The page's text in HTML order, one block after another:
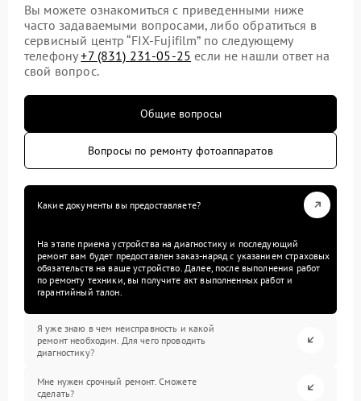
Вы можете ознакомиться с приведенными ниже
часто задаваемыми вопросами, либо обратиться в
сервисный центр “FIX-Fujifilm” по следующему
телефону+7 (831) 231-05-25 если не нашли ответ на
свой вопрос.
Общие вопросы
Вопросы по ремонту фотоаппаратов
Какие документы вы предоставляете?
На этапе приема устройства на диагностику и последующий
ремонт вам будет предоставлен заказ-наряд с указанием страховых
обязательств на ваше устройство. Далее, после выполнения работ
по ремонту техники, вы получите акт выполненных работ и
гарантийный талон.
Я уже знаю в чем неисправность и какой
ремонт необходим. Для чего проводить
диагностику?
Мне нужен срочный ремонт. Сможете
сделать?